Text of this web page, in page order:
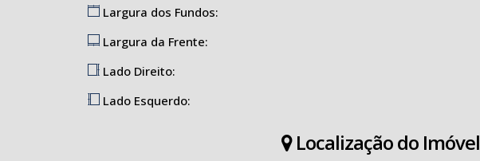
Largura dos Fundos:
Largura da Frente:
Lado Direito:
Lado Esquerdo:
Localização do Imóvel